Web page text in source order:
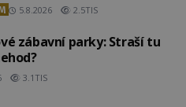
5.8.2026 2.5TIS
zábavní parky: Straší tu
3.1TIS